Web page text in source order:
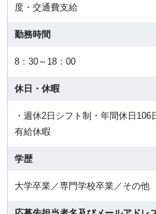
度・交通費支給
勤務時間
8：30～18：00
休日・休暇
・週休2日シフト制・年間休日
有給休暇
学歴
大学卒業／専門学校卒業／その他